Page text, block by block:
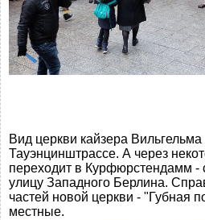
Вид церкви кайзера
Тауэнцинштрассе. А через
переходит в Курфюрстендамм
улицу Западного Берлина.
частей новой церкви - "Губная
местные.